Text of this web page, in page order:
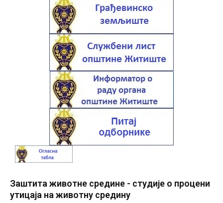
Заштита животне средине - студије о процени
утицаја на животну средину